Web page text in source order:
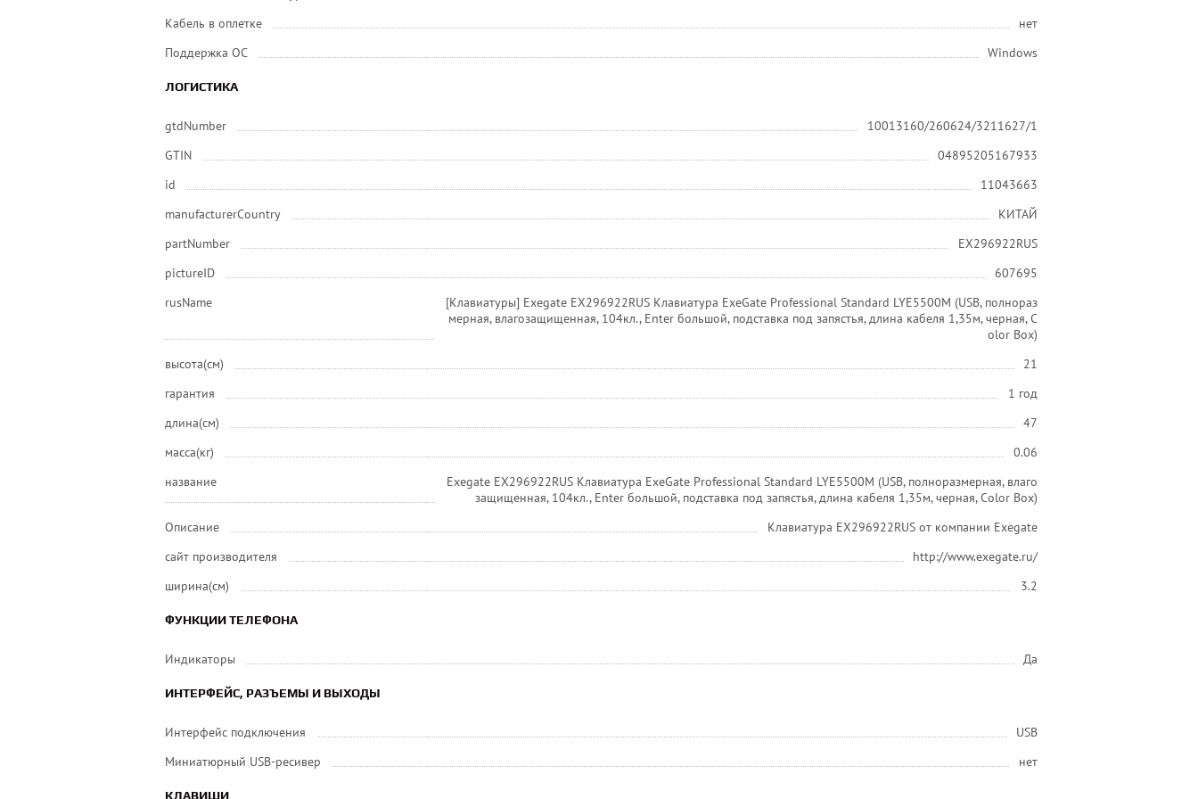
Кабель в оплетке
нет
Поддержка ОС
Windows
ЛОГИСТИКА
gtdNumber
10013160/260624/3211627/1
GTIN
04895205167933
id
11043663
manufacturerCountry
КИТАЙ
partNumber
EX296922RUS
pictureID
607695
rusName
[Клавиатуры] Exegate EX296922RUS Клавиатура ExeGate Professional Standard LYE5500M (USB, полнораз
мерная, влагозащищенная, 104кл., Enter большой, подставка под запястья, длина кабеля 1,35м, черная, C
olor Box)
высота(см)
21
гарантия
1 год
длина(см)
47
масса(кг)
0.06
название
Exegate EX296922RUS Клавиатура ExeGate Professional Standard LYE5500M (USB, полноразмерная, влаго
защищенная, 104кл., Enter большой, подставка под запястья, длина кабеля 1,35м, черная, Color Box)
Описание
Клавиатура EX296922RUS от компании Exegate
сайт производителя
http://www.exegate.ru/
ширина(см)
3.2
ФУНКЦИИ ТЕЛЕФОНА
Индикаторы Да
ИНТЕРФЕЙС, РАЗЪЕМЫ И ВЫХОДЫ
Интерфейс подключения
USB
Миниатюрный USB-ресивер
нет
КЛАВИШИ